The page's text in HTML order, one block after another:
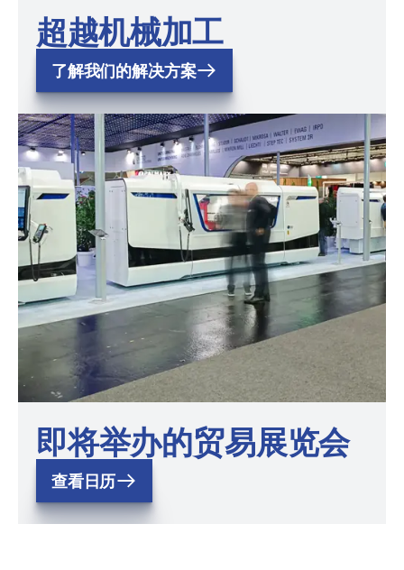
超越机械加工
了解我们的解决方案
即将举办的贸易展览会
查看日历